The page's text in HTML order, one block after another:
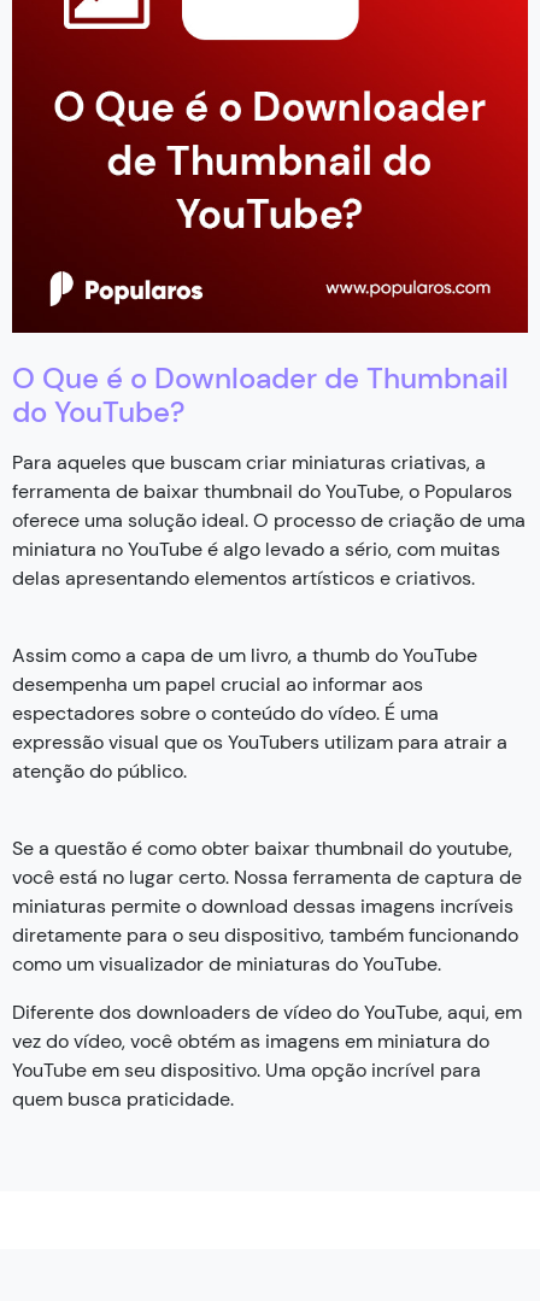
O Que é o Downloader de Thumbnail
do YouTube?
Para aqueles que buscam criar miniaturas criativas, a
ferramenta de baixar thumbnail do YouTube, o Popularos
oferece uma solução ideal. O processo de criação de uma
miniatura no YouTube é algo levado a sério, com muitas
delas apresentando elementos artísticos e criativos.
Assim como a capa de um livro, a thumb do YouTube
desempenha um papel crucial ao informar aos
espectadores sobre o conteúdo do vídeo. É uma
expressão visual que os YouTubers utilizam para atrair a
atenção do público.
Se a questão é como obter baixar thumbnail do youtube,
você está no lugar certo. Nossa ferramenta de captura de
miniaturas permite o download dessas imagens incríveis
diretamente para o seu dispositivo, também funcionando
como um visualizador de miniaturas do YouTube.
Diferente dos downloaders de vídeo do YouTube, aqui, em
vez do vídeo, você obtém as imagens em miniatura do
YouTube em seu dispositivo. Uma opção incrível para
quem busca praticidade.